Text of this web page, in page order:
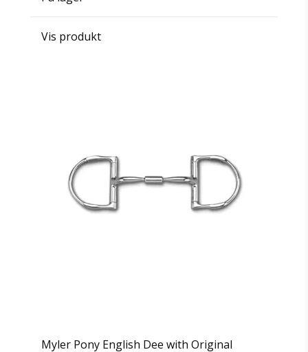
Vis produkt
Myler Pony English Dee with Original